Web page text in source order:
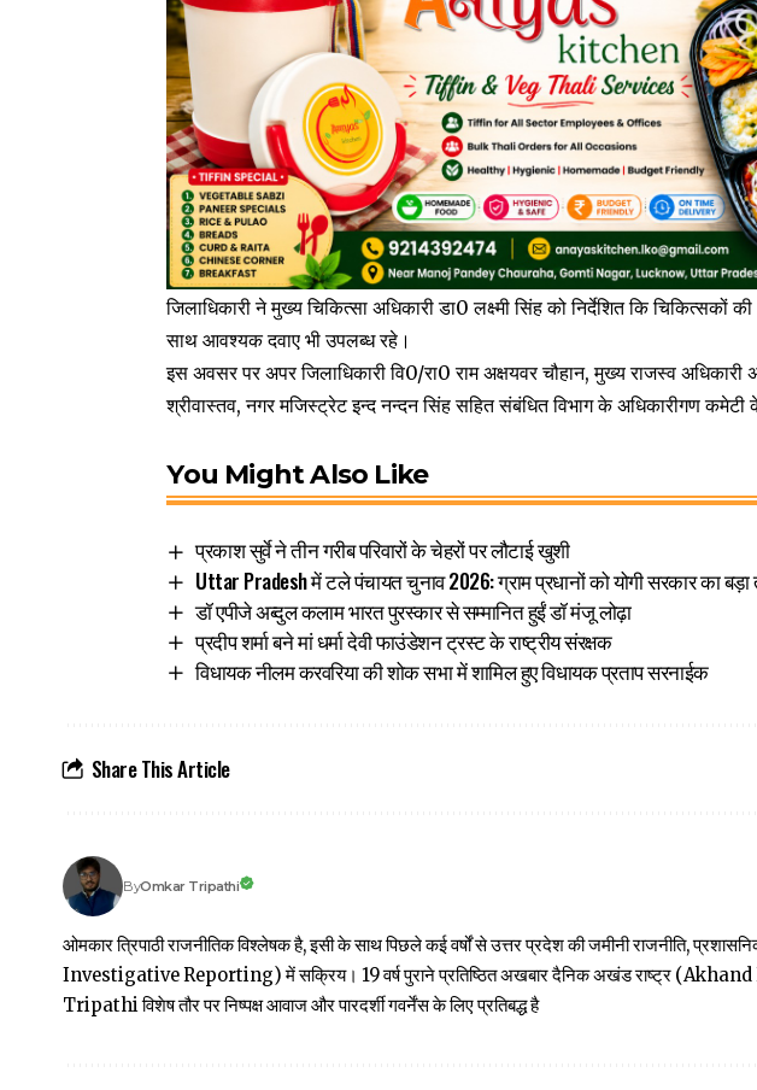
जिलाधिकारी ने मुख्य चिकित्सा अधिकारी डा0 लक्ष्मी सिंह को निर्देशित कि
साथ आवश्यक दवाए भी उपलब्ध रहे।
इस अवसर पर अपर जिलाधिकारी वि0/रा0 राम अक्षयवर चौहान, मुख्य राजस्व
श्रीवास्तव, नगर मजिस्ट्रेट इन्द नन्दन सिंह सहित संबंधित विभाग के अधिकारीगण
You Might Also Like
प्रकाश सुर्वे ने तीन गरीब परिवारों के चेहरों पर लौटाई खुशी
Uttar Pradesh में टले पंचायत चुनाव 2026: ग्राम प्रधानों को योगी सरकार का
डॉ एपीजे अब्दुल कलाम भारत पुरस्कार से सम्मानित हुईं डॉ मंजू लोढ़ा
प्रदीप शर्मा बने मां धर्मा देवी फाउंडेशन ट्रस्ट के राष्ट्रीय संरक्षक
विधायक नीलम करवरिया की शोक सभा में शामिल हुए विधायक प्रताप सरनाईक
Share This Article
ByOmkar Tripathi
ओमकार त्रिपाठी राजनीतिक विश्लेषक है, इसी के साथ पिछले कई वर्षों से उत्तर प्रदेश की जमीनी राजनीति,
Investigative Reporting) में सक्रिय। 19 वर्ष पुराने प्रतिष्ठित अखबार दैनिक अखंड राष्ट्र
Tripathi विशेष तौर पर निष्पक्ष आवाज और पारदर्शी गवर्नेंस के लिए प्रतिबद्ध है